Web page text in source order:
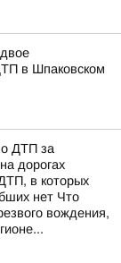
в Шпаковском
ДТП за
дорогах
в которых
нет Что
вождения,